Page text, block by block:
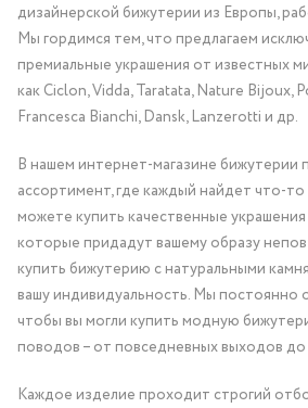
дизайнерской бижутерии из Европы,
Мы гордимся тем, что предлагаем
премиальные украшения от известных
как Ciclon, Vidda, Taratata, Nature Bijoux,
Francesca Bianchi, Dansk, Lanzerotti и др.
В нашем интернет-магазине бижутерии
ассортимент, где каждый найдет что-то
можете купить качественные
которые придадут вашему образу
купить бижутерию с натуральными
вашу индивидуальность. Мы постоянно
чтобы вы могли купить модную
поводов – от повседневных выходов
Каждое изделие проходит строгий